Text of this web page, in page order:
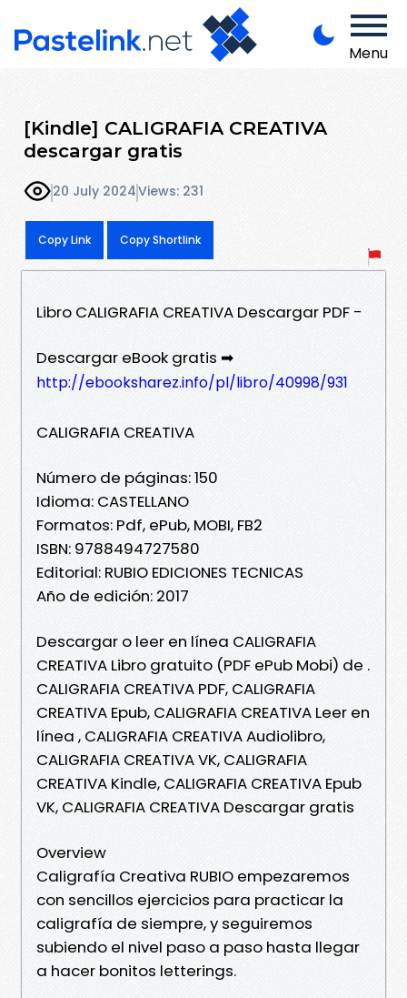
Menu
[Kindle] CALIGRAFIA CREATIVA
descargar gratis
20 July 2024Views: 231
Copy Link Copy Shortlink
Libro CALIGRAFIA CREATIVA Descargar PDF -
Descargar eBook gratis ➡
http://ebooksharez.info/pl/libro/40998/931
CALIGRAFIA CREATIVA
Número de páginas: 150
Idioma: CASTELLANO
Formatos: Pdf, ePub, MOBI, FB2
ISBN: 9788494727580
Editorial: RUBIO EDICIONES TECNICAS
Año de edición: 2017
Descargar o leer en línea CALIGRAFIA
CREATIVA Libro gratuito (PDF ePub Mobi) de .
CALIGRAFIA CREATIVA PDF, CALIGRAFIA
CREATIVA Epub, CALIGRAFIA CREATIVA Leer en
línea , CALIGRAFIA CREATIVA Audiolibro,
CALIGRAFIA CREATIVA VK, CALIGRAFIA
CREATIVA Kindle, CALIGRAFIA CREATIVA Epub
VK, CALIGRAFIA CREATIVA Descargar gratis
Overview
Caligrafía Creativa RUBIO empezaremos
con sencillos ejercicios para practicar la
caligrafía de siempre, y seguiremos
subiendo el nivel paso a paso hasta llegar
a hacer bonitos letterings.